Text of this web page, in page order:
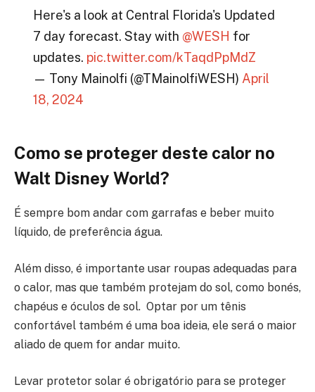
Here's a look at Central Florida's Updated
7 day forecast. Stay with @WESH for
updates. pic.twitter.com/kTaqdPpMdZ
— Tony Mainolfi (@TMainolfiWESH) April
18, 2024
Como se proteger deste calor no
Walt Disney World?
É sempre bom andar com garrafas e beber muito
líquido, de preferência água.
Além disso, é importante usar roupas adequadas para
o calor, mas que também protejam do sol, como bonés,
chapéus e óculos de sol. Optar por um tênis
confortável também é uma boa ideia, ele será o maior
aliado de quem for andar muito.
Levar protetor solar é obrigatório para se proteger